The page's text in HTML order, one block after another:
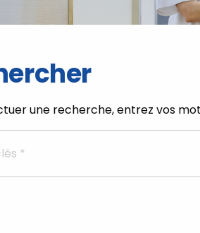
une recherche, entrez vos